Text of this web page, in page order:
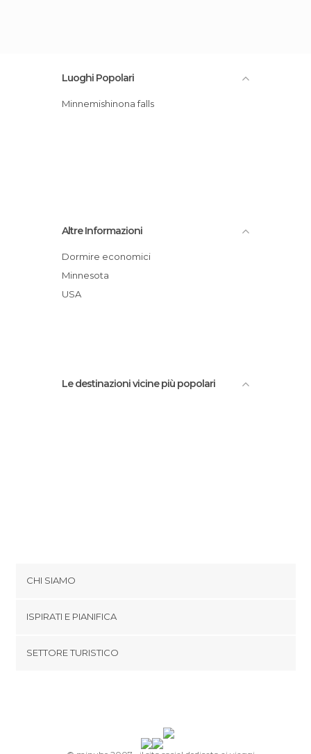
Luoghi Popolari
Minnemishinona falls
Altre Informazioni
Dormire economici
Minnesota
USA
Le destinazioni vicine più popolari
CHI SIAMO
Termini e Condizioni
ISPIRATI E PIANIFICA
SETTORE TURISTICO